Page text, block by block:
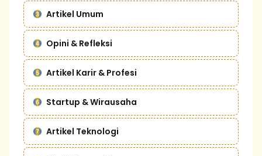
Artikel Umum
Opini & Refleksi
Artikel Karir & Profesi
Startup & Wirausaha
Artikel Teknologi